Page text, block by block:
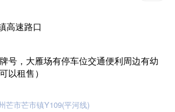
高速路口
号，大雁场有停车位交通便利周边有幼
以租售）
芒市芒市镇Y109(平河线)